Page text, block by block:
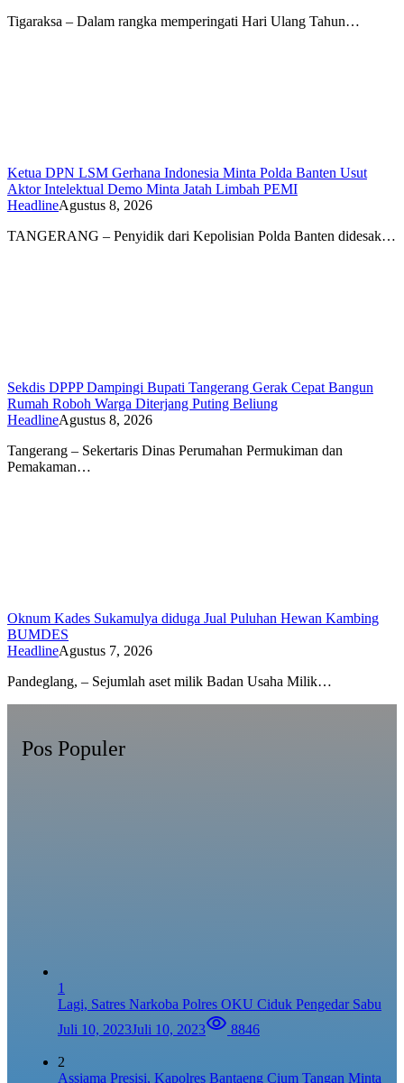
Tigaraksa – Dalam rangka memperingati Hari Ulang Tahun…
Ketua DPN LSM Gerhana Indonesia Minta Polda Banten Usut
Aktor Intelektual Demo Minta Jatah Limbah PEMI
HeadlineAgustus 8, 2026
TANGERANG – Penyidik dari Kepolisian Polda Banten didesak…
Sekdis DPPP Dampingi Bupati Tangerang Gerak Cepat Bangun
Rumah Roboh Warga Diterjang Puting Beliung
HeadlineAgustus 8, 2026
Tangerang – Sekertaris Dinas Perumahan Permukiman dan
Pemakaman…
Oknum Kades Sukamulya diduga Jual Puluhan Hewan Kambing
BUMDES
HeadlineAgustus 7, 2026
Pandeglang, – Sejumlah aset milik Badan Usaha Milik…
Pos Populer
1
Lagi, Satres Narkoba Polres OKU Ciduk Pengedar Sabu
Juli 10, 2023Juli 10, 2023 8846
2
Assiama Presisi, Kapolres Bantaeng Cium Tangan Minta